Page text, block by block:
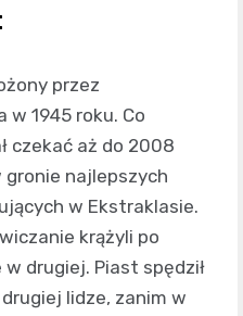
przez
1945 roku. Co
czekać aż do 2008
gronie najlepszych
w Ekstraklasie.
krążyli po
drugiej. Piast spędził
lidze, zanim w